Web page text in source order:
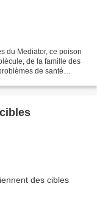
du Mediator, ce poison
de la famille des
de santé